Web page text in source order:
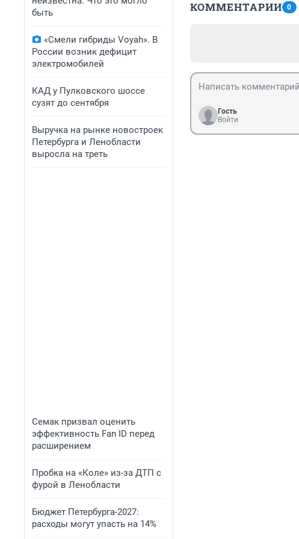
быть
«Смели гибриды Voyah». В
России возник дефицит
электромобилей
КАД у Пулковского шоссе
сузят до сентября
Выручка на рынке новостроек
Петербурга и Ленобласти
выросла на треть
Семак призвал оценить
эффективность Fan ID перед
расширением
Пробка на «Коле» из-за ДТП с
фурой в Ленобласти
Бюджет Петербурга-2027:
расходы могут упасть на 14%
КОММЕНТАРИИ 0
Гость
Войти